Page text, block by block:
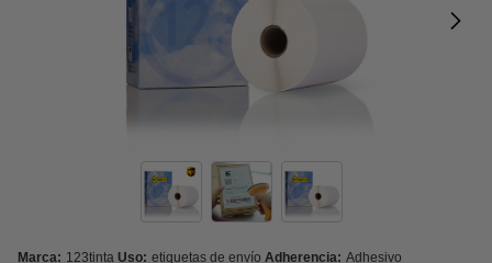
Marca: 123tinta Uso: etiquetas de envío Adherencia: Adhesivo